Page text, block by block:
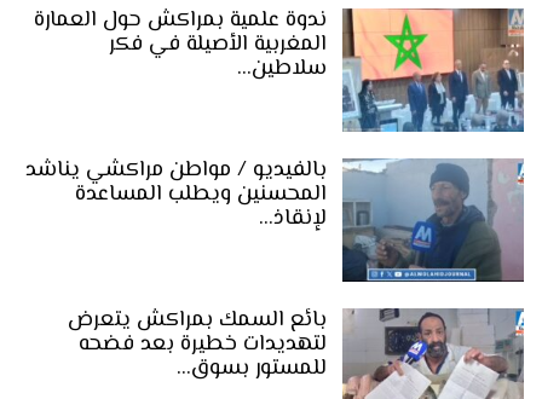
ندوة علمية بمراكش حول العمارة
المغربية الأصيلة في فكر
سلاطين…
بالفيديو / مواطن مراكشي يناشد
المحسنين ويطلب المساعدة
لإنقاذ…
بائع السمك بمراكش يتعرض
لتهديدات خطيرة بعد فضحه
للمستور بسوق…